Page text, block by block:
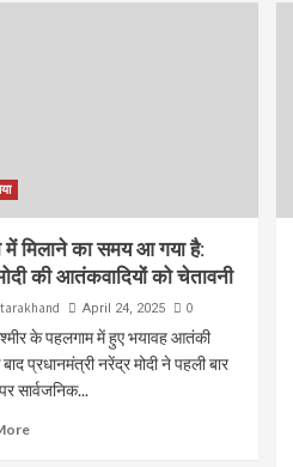
में मिलाने का समय आ गया है:
की आतंकवादियों को चेतावनी
April 24, 2025 0
के पहलगाम में हुए भयावह आतंकी
प्रधानमंत्री नरेंद्र मोदी ने पहली बार
सार्वजनिक...